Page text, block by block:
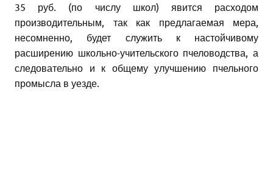
35 руб. (по числу школ) явится расходом
производительным, так как предлагаемая мера,
несомненно, будет служить к настойчивому
расширению школьно-учительского пчеловодства, а
следовательно и к общему улучшению пчельного
промысла в уезде.